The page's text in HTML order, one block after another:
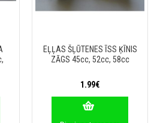
EĻĻAS ŠĻŪTENES ĪSS ĶĪNIS
ZĀGS 45cc, 52cc, 58cc
1.99€